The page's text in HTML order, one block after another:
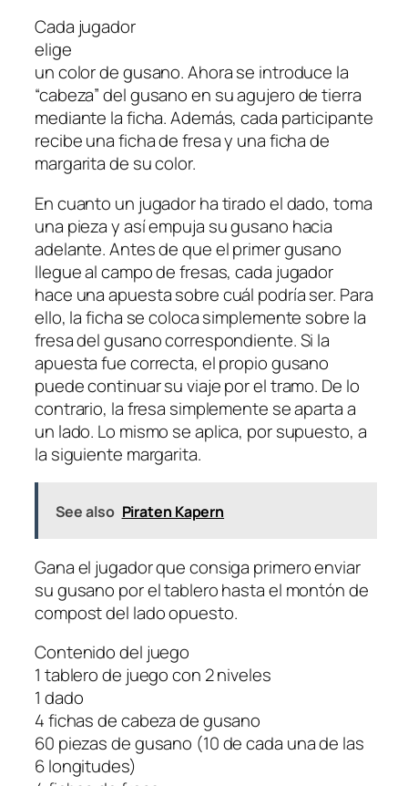
Cada jugador
elige
un color de gusano. Ahora se introduce la
“cabeza” del gusano en su agujero de tierra
mediante la ficha. Además, cada participante
recibe una ficha de fresa y una ficha de
margarita de su color.
En cuanto un jugador ha tirado el dado, toma
una pieza y así empuja su gusano hacia
adelante. Antes de que el primer gusano
llegue al campo de fresas, cada jugador
hace una apuesta sobre cuál podría ser. Para
ello, la ficha se coloca simplemente sobre la
fresa del gusano correspondiente. Si la
apuesta fue correcta, el propio gusano
puede continuar su viaje por el tramo. De lo
contrario, la fresa simplemente se aparta a
un lado. Lo mismo se aplica, por supuesto, a
la siguiente margarita.
See also Piraten Kapern
Gana el jugador que consiga primero enviar
su gusano por el tablero hasta el montón de
compost del lado opuesto.
Contenido del juego
1 tablero de juego con 2 niveles
1 dado
4 fichas de cabeza de gusano
60 piezas de gusano (10 de cada una de las
6 longitudes)